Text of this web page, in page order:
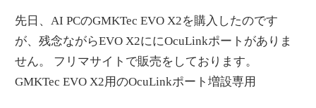
先日、AI PCのGMKTec EVO X2を購入したのです
が、残念ながらEVO X2ににOcuLinkポートがありま
せん。 フリマサイトで販売をしております。
GMKTec EVO X2用のOcuLinkポート増設専用